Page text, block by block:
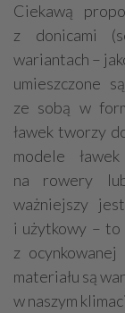
Ciekawą
z donicami
wariantach –
umieszczone
ze sobą w
ławek tworzy
modele
na rowery
ważniejszy
i użytkowy – to
z
materiału są
w naszym